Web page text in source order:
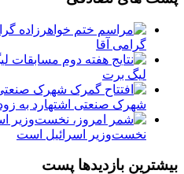
گرامی آقا
لیگ برت
شهرک صنعتی اشتهارد به
نخست‌وزیر اسرائیل است
بیشترین بازدیدها پست